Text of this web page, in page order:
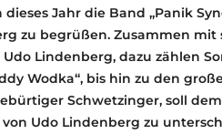
Jahr die Band „Panik
zu begrüßen. Zusammen mit
Lindenberg, dazu zählen
Wodka“, bis hin zu den
Schwetzinger, soll
Udo Lindenberg zu